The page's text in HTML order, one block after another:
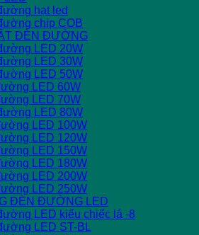
hạt led
chip COB
ĐÈN ĐƯỜNG
LED 20W
LED 30W
LED 50W
LED 60W
LED 70W
LED 80W
LED 100W
LED 120W
LED 150W
LED 180W
LED 200W
LED 250W
ĐÈN ĐƯỜNG LED
LED kiểu chiếc lá -8
LED ST-BL